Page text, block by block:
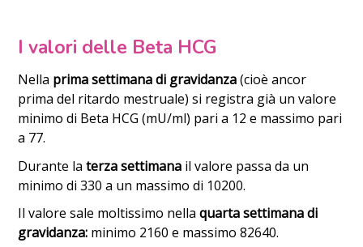
I valori delle Beta HCG
Nella prima settimana di gravidanza(cioè ancor
prima del ritardo mestruale) si registra già un valore
minimo di Beta HCG (mU/ml) pari a 12 e massimo pari
a 77.
Durante laterza settimana il valore passa da un
minimo di 330 a un massimo di 10200.
Il valore sale moltissimo nellaquarta settimana di
gravidanza: minimo 2160 e massimo 82640.